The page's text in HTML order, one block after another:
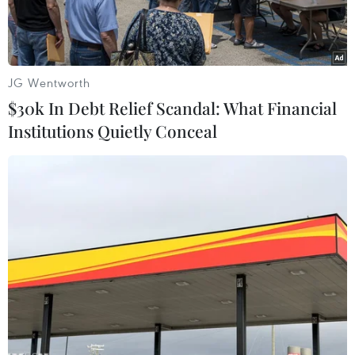
Khu vực điều trị tại bệnh viện dã chiến đang được khẩn trương
lắp đặt. (Ảnh: Trần Xuân Tình/TTXVN)
Chiều 29/7, Giáo sư, Tiến sỹ Trần Bình Giang,
Giám đốc Bệnh viện Hữu nghị Việt Đức, đã cùng
đoàn đi khảo sát một số bệnh viện dã chiến điều
JG Wentworth
$30k In Debt Relief Scandal: What Financial
Institutions Quietly Conceal